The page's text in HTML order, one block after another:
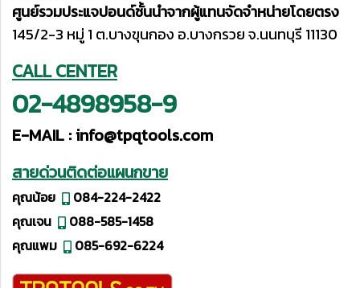
ศูนย์รวมประแจปอนด์ชั้นนำจากผู้แทนจัดจำหน่ายโดยตรง
145/2-3 หมู่ 1 ต.บางขุนกอง อ.บางกรวย จ.นนทบุรี 11130
CALL CENTER
02-4898958-9
E-MAIL :info@tpqtools.com
สายด่วนติดต่อแผนกขาย
คุณน้อย
084-224-2422
คุณเจน
088-585-1458
คุณแพม
085-692-6224